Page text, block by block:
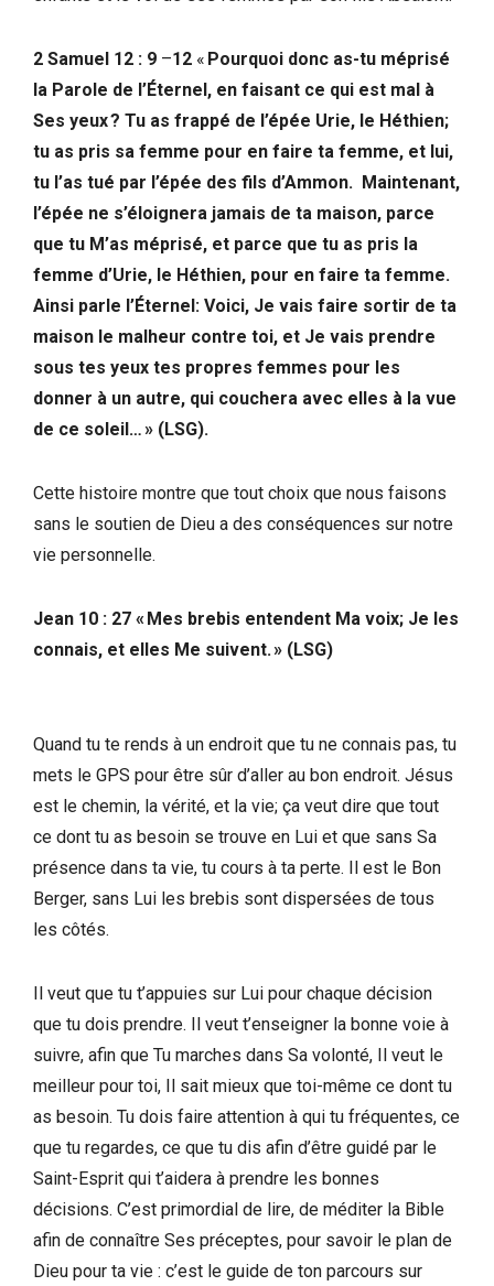
2 Samuel 12 : 9 –12 « Pourquoi donc as-tu méprisé
la Parole de l’Éternel, en faisant ce qui est mal à
Ses yeux ? Tu as frappé de l’épée Urie, le Héthien;
tu as pris sa femme pour en faire ta femme, et lui,
tu l’as tué par l’épée des fils d’Ammon. Maintenant,
l’épée ne s’éloignera jamais de ta maison, parce
que tu M’as méprisé, et parce que tu as pris la
femme d’Urie, le Héthien, pour en faire ta femme.
Ainsi parle l’Éternel: Voici, Je vais faire sortir de ta
maison le malheur contre toi, et Je vais prendre
sous tes yeux tes propres femmes pour les
donner à un autre, qui couchera avec elles à la vue
de ce soleil… » (LSG).
Cette histoire montre que tout choix que nous faisons
sans le soutien de Dieu a des conséquences sur notre
vie personnelle.
Jean 10 : 27 « Mes brebis entendent Ma voix; Je les
connais, et elles Me suivent. » (LSG)
Quand tu te rends à un endroit que tu ne connais pas, tu
mets le GPS pour être sûr d’aller au bon endroit. Jésus
est le chemin, la vérité, et la vie; ça veut dire que tout
ce dont tu as besoin se trouve en Lui et que sans Sa
présence dans ta vie, tu cours à ta perte. Il est le Bon
Berger, sans Lui les brebis sont dispersées de tous
les côtés.
Il veut que tu t’appuies sur Lui pour chaque décision
que tu dois prendre. Il veut t’enseigner la bonne voie à
suivre, afin que Tu marches dans Sa volonté, Il veut le
meilleur pour toi, Il sait mieux que toi-même ce dont tu
as besoin. Tu dois faire attention à qui tu fréquentes, ce
que tu regardes, ce que tu dis afin d’être guidé par le
Saint-Esprit qui t’aidera à prendre les bonnes
décisions. C’est primordial de lire, de méditer la Bible
afin de connaître Ses préceptes, pour savoir le plan de
Dieu pour ta vie : c’est le guide de ton parcours sur